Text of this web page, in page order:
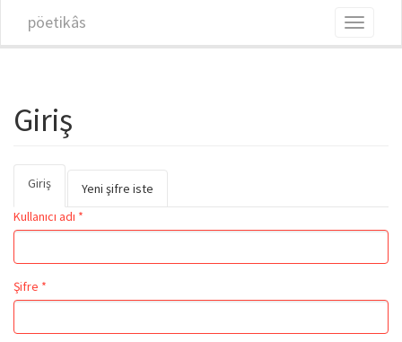
pöetikâs
Toggle
Giriş
Birincil sekmeler
Giriş
Yeni şifre iste
Kullanıcı adı *
Şifre *